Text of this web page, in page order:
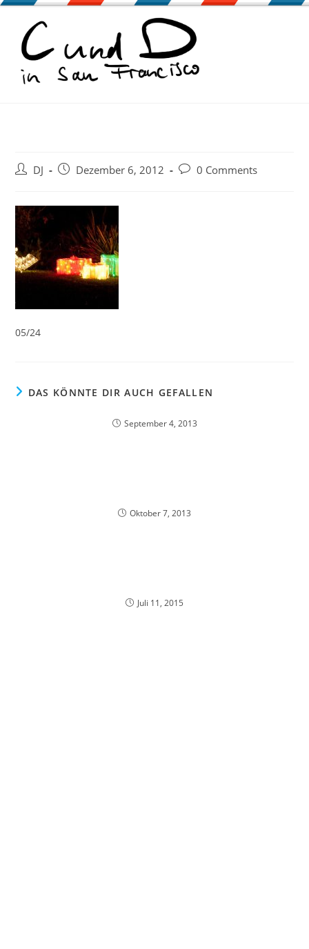
Zum
springen
Beitrags-
DJ
BeitragDezember 6, 2012
Beitrags-
0 Comments
05/24
DAS KÖNNTE DIR AUCH GEFALLEN
September 4, 2013
Oktober 7, 2013
Juli 11, 2015